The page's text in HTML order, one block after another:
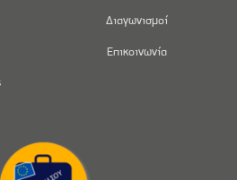
Διαγωνισμοί
Επικοινωνία